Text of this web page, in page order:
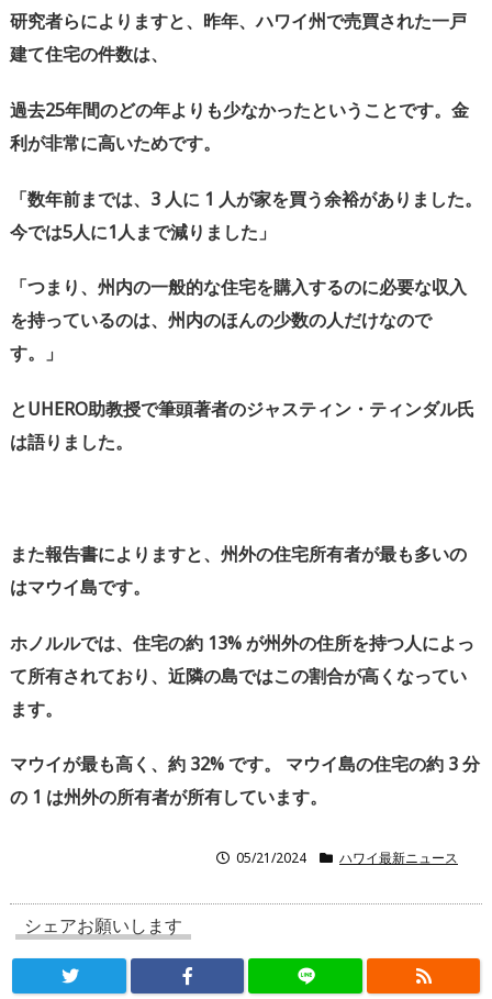
研究者らによりますと、昨年、ハワイ州で売買された一戸
建て住宅の件数は、
過去25年間のどの年よりも少なかったということです。金
利が非常に高いためです。
「数年前までは、 3 人に 1 人が家を買う余裕がありました。
今では5人に1人まで減りました」
「つまり、州内の一般的な住宅を購入するのに必要な収入
を持っているのは、州内のほんの少数の人だけなので
す。」
とUHERO助教授で筆頭著者のジャスティン・ティンダル氏
は語りました。
また報告書によりますと、州外の住宅所有者が最も多いの
はマウイ島です。
ホノルルでは、住宅の約 13%が州外の住所を持つ人によっ
て所有されており、近隣の島ではこの割合が高くなってい
ます。
マウイが最も高く、約 32%です。 マウイ島の住宅の約 3分
の 1 は州外の所有者が所有しています。
05/21/2024 ハワイ最新ニュース
シェアお願いします